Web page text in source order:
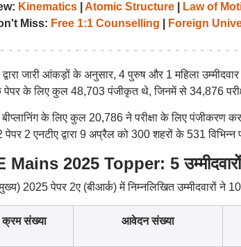
Kinematics| Atomic Structure| Law of
Miss: Free 1:1 Counselling Foreign
द्वारा जारी आंकड़ों के अनुसार, 4 पुरुष और 1 महिला
पेपर के लिए कुल 48,703 पंजीकृत थे, जिनमें से 34,876
के लिए कुल 20,786 ने परीक्षा के लिए पंजीकरण
2 एनटीए द्वारा 9 अप्रैल को 300 शहरों के 531 विभिन्न
Mains 2025 Topper: 5
2025 पेपर 2ए (बीआर्क) में निम्नलिखित उम्मीदवारों ने
क्रम संख्या आवेदन संख्या